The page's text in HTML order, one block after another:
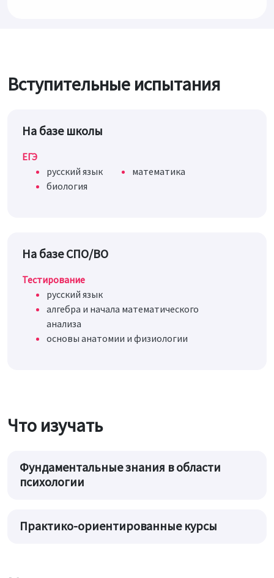
Вступительные испытания
На базе школы
ЕГЭ
русский язык
математика
биология
На базе СПО/ВО
Тестирование
русский язык
алгебра и начала математического
анализа
основы анатомии и физиологии
Что изучать
Фундаментальные знания в области
психологии
Практико-ориентированные курсы